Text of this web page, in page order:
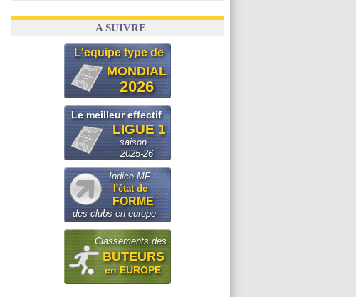
A SUIVRE
L'equipe type de
MONDIAL
2026
Le meilleur effectif
LIGUE 1
saison
2025-26
Indice MF :
l'état de
FORME
des clubs en europe
Classements des
BUTEURS
en EUROPE